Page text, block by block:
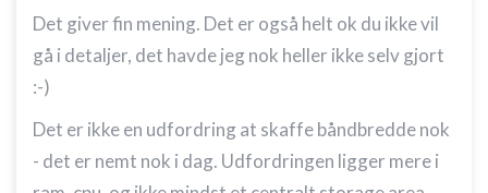
Det giver fin mening. Det er også helt ok du ikke vil
gå i detaljer, det havde jeg nok heller ikke selv gjort
:-)
Det er ikke en udfordring at skaffe båndbredde nok
- det er nemt nok i dag. Udfordringen ligger mere i